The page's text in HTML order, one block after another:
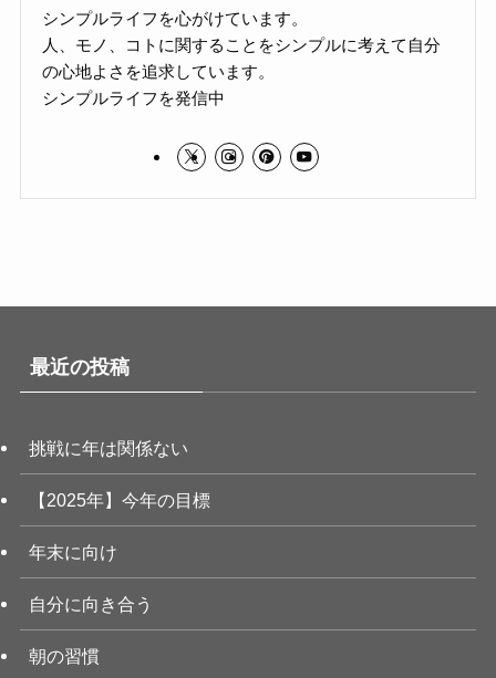
シンプルライフを心がけています。
人、モノ、コトに関することをシンプルに考えて自分
の心地よさを追求しています。
シンプルライフを発信中
最近の投稿
挑戦に年は関係ない
【2025年】今年の目標
年末に向け
自分に向き合う
朝の習慣